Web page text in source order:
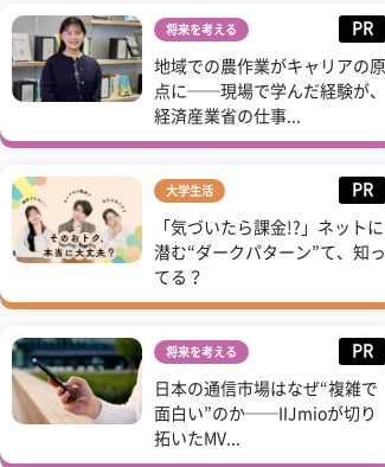
将来を考える PR
地域での農作業がキャリアの原
点に──現場で学んだ経験が、
経済産業省の仕事...
大学生活 PR
「気づいたら課金!?」ネットに
潜む“ダークパターン”て、知っ
てる？
将来を考える PR
日本の通信市場はなぜ“複雑で
面白い”のか──IIJmioが切り
拓いたMV...